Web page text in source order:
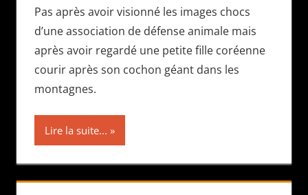
Pas après avoir visionné les images chocs
d’une association de défense animale mais
après avoir regardé une petite fille coréenne
courir après son cochon géant dans les
montagnes.
Lire la suite...